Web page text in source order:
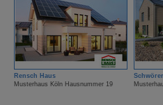
Rensch Haus
Musterhaus Köln Hausnummer 19